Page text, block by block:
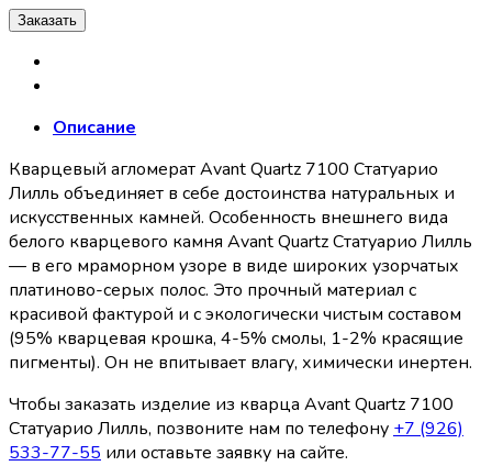
Заказать
Описание
Кварцевый агломерат Avant Quartz 7100 Статуарио
Лилль объединяет в себе достоинства натуральных и
искусственных камней. Особенность внешнего вида
белого кварцевого камня Avant Quartz Статуарио Лилль
— в его мраморном узоре в виде широких узорчатых
платиново-серых полос. Это прочный материал с
красивой фактурой и с экологически чистым составом
(95% кварцевая крошка, 4-5% смолы, 1-2% красящие
пигменты). Он не впитывает влагу, химически инертен.
Чтобы заказать изделие из кварца Avant Quartz 7100
Статуарио Лилль, позвоните нам по телефону +7 (926)
533-77-55 или оставьте заявку на сайте.